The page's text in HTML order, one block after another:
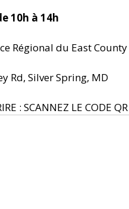
10h à 14h
Régional du East County
Rd, Silver Spring, MD
: SCANNEZ LE CODE